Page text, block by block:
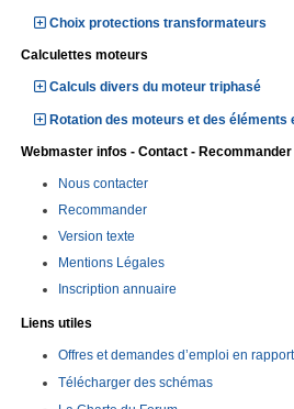
Choix protections transformateurs
Calculettes moteurs
Calculs divers du moteur triphasé
Rotation des moteurs et des éléments
Webmaster infos - Contact - Recommander
Nous contacter
Recommander
Version texte
Mentions Légales
Inscription annuaire
Liens utiles
Offres et demandes d’emploi en
Télécharger des schémas